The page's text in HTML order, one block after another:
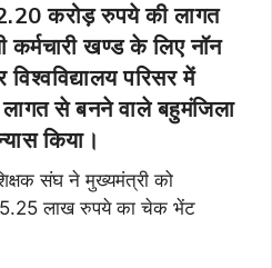
करोड़ रुपये की लागत
खण्ड के लिए नॉन
परिसर में
से बनने वाले बहुमंजिला
किया।
संघ ने मुख्यमंत्री को
5.25 लाख रुपये का चेक भेंट